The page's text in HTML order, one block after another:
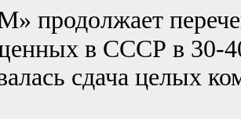
продолжает
в СССР в 30-
сдача целых